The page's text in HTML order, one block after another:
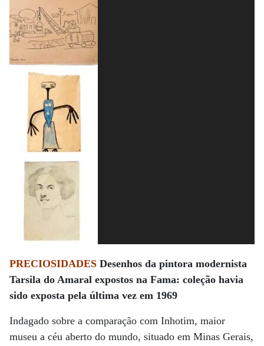
PRECIOSIDADES Desenhos da pintora modernista
Tarsila do Amaral expostos na Fama: coleção havia
sido exposta pela última vez em 1969
Indagado sobre a comparação com Inhotim, maior
museu a céu aberto do mundo, situado em Minas Gerais,